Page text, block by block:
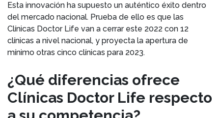
Esta innovación ha supuesto un auténtico éxito dentro
del mercado nacional. Prueba de ello es que las
Clínicas Doctor Life van a cerrar este 2022 con 12
clínicas a nivel nacional, y proyecta la apertura de
mínimo otras cinco clínicas para 2023.
¿Qué diferencias ofrece
Clínicas Doctor Life respecto